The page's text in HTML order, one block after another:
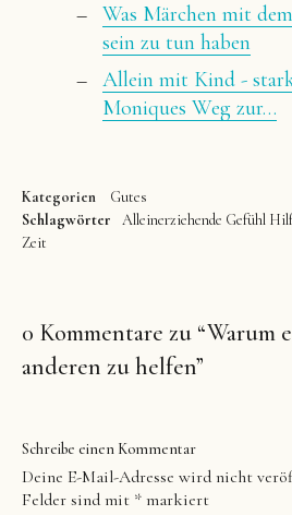
Was Märchen mit
sein zu tun haben
Allein mit Kind -
Moniques Weg zur…
Kategorien
Gutes
Schlagwörter
Alleinerziehende Gefühl
Zeit
0 Kommentare zu “Warum
anderen zu helfen”
Schreibe einen Kommentar
Deine E-Mail-Adresse wird nicht
Felder sind mit * markiert